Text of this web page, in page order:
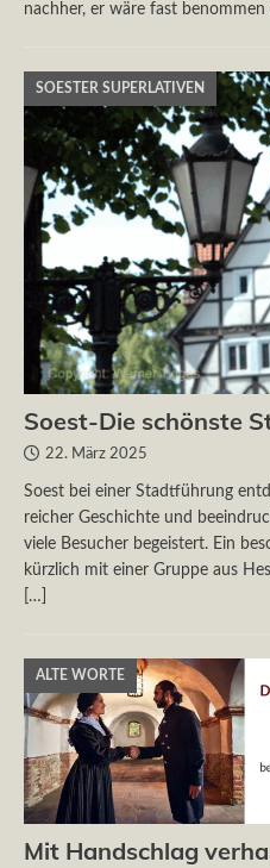
nachher, er wäre fast
SOESTER SUPERLATIVEN
Soest-Die schönste
22. März 2025
Soest bei einer Stadtführung
reicher Geschichte und
viele Besucher begeistert. Ein
kürzlich mit einer Gruppe aus
[…]
ALTE WORTE
Mit Handschlag